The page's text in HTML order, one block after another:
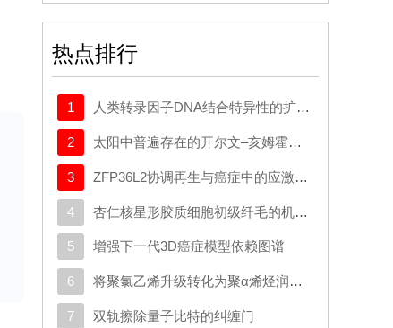
热点排行
1 人类转录因子DNA结合特异性的扩展密码本
2 太阳中普遍存在的开尔文–亥姆霍兹不稳定性驱动等离子体混合
3 ZFP36L2协调再生与癌症中的应激适应性可塑性
4 杏仁核星形胶质细胞初级纤毛的机制与应激行为密切相关。
5 增强下一代3D癌症模型依赖图谱
6 将聚氯乙烯升级转化为聚α烯烃润滑剂
7 双轨擦除量子比特的纠缠门